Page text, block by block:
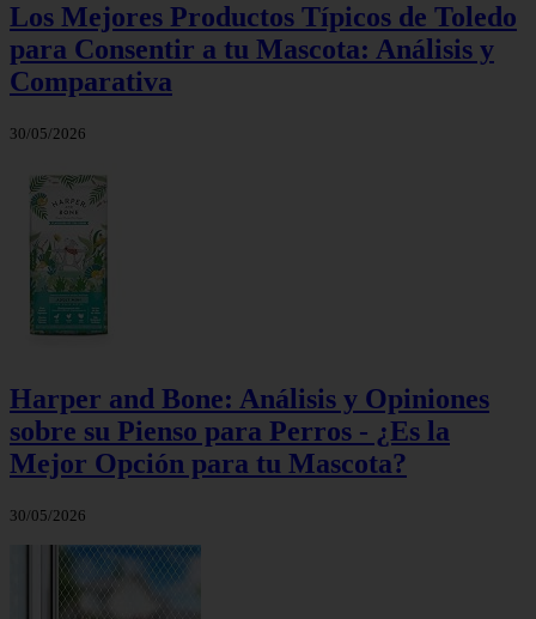
Los Mejores Productos Típicos de Toledo
para Consentir a tu Mascota: Análisis y
Comparativa
30/05/2026
Harper and Bone: Análisis y Opiniones
sobre su Pienso para Perros - ¿Es la
Mejor Opción para tu Mascota?
30/05/2026